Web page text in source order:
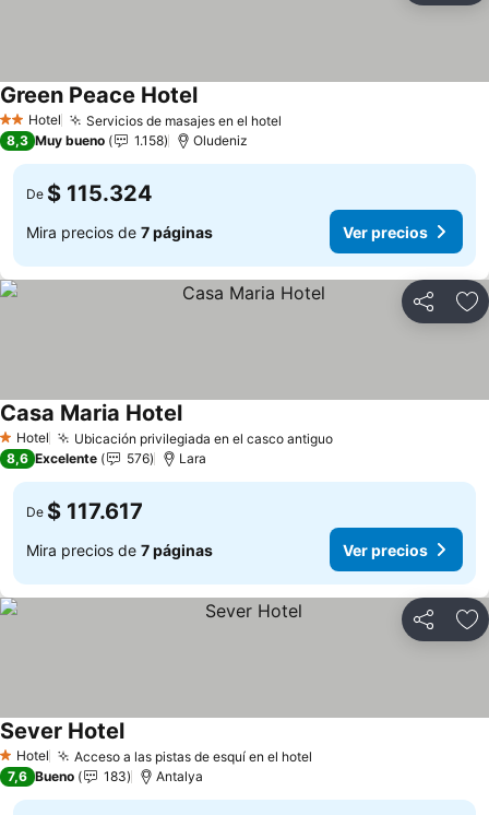
2 Estrellas
Hotel Servicios de masajes en el hotel
Green Peace Hotel
8,3 Muy bueno 1.158 Oludeniz
De $ 115.324
Mira precios de 7 páginas Ver precios
Compartir
1 Estrellas
Hotel Ubicación privilegiada en el casco antiguo
Casa Maria Hotel
8,6 Excelente 576 Lara
De $ 117.617
Mira precios de 7 páginas Ver precios
Compartir
1 Estrellas
Hotel Acceso a las pistas de esquí en el hotel
Sever Hotel
7,6 Bueno 183 Antalya